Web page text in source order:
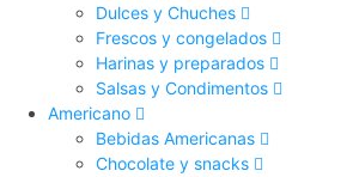
Dulces y Chuches
Frescos y congelados
Harinas y preparados
Salsas y Condimentos
Americano
Bebidas Americanas
Chocolate y snacks